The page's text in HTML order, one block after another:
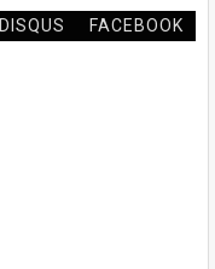
DISQUS FACEBOOK